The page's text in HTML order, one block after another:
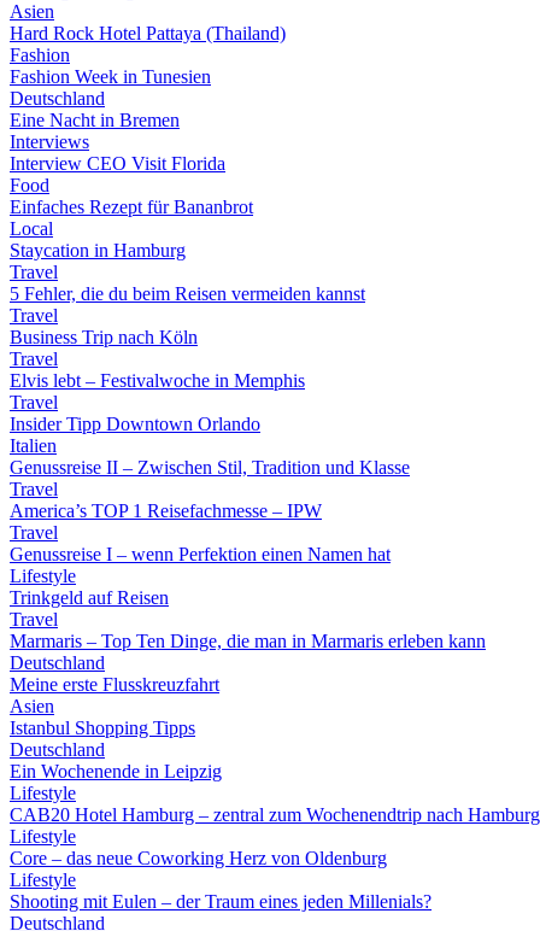
Asien
Hard Rock Hotel Pattaya (Thailand)
Fashion
Fashion Week in Tunesien
Deutschland
Eine Nacht in Bremen
Interviews
Interview CEO Visit Florida
Food
Einfaches Rezept für Bananbrot
Local
Staycation in Hamburg
Travel
5 Fehler, die du beim Reisen vermeiden kannst
Travel
Business Trip nach Köln
Travel
Elvis lebt – Festivalwoche in Memphis
Travel
Insider Tipp Downtown Orlando
Italien
Genussreise II – Zwischen Stil, Tradition und Klasse
Travel
America’s TOP 1 Reisefachmesse – IPW
Travel
Genussreise I – wenn Perfektion einen Namen hat
Lifestyle
Trinkgeld auf Reisen
Travel
Marmaris – Top Ten Dinge, die man in Marmaris erleben kann
Deutschland
Meine erste Flusskreuzfahrt
Asien
Istanbul Shopping Tipps
Deutschland
Ein Wochenende in Leipzig
Lifestyle
CAB20 Hotel Hamburg – zentral zum Wochenendtrip nach Hamburg
Lifestyle
Core – das neue Coworking Herz von Oldenburg
Lifestyle
Shooting mit Eulen – der Traum eines jeden Millenials?
Deutschland